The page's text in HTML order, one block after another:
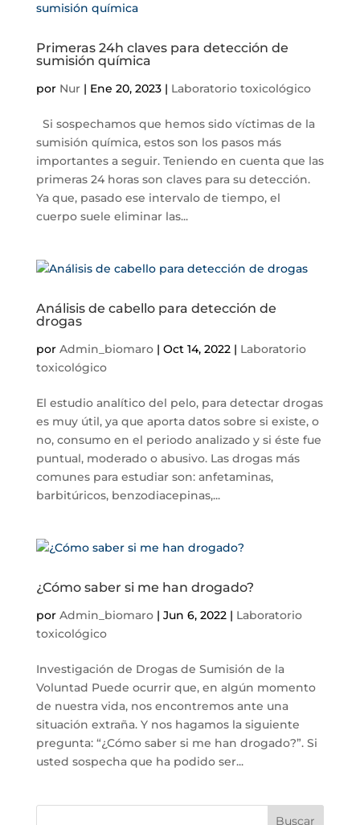
Primeras 24h claves para detección de
sumisión química
por Nur| Ene 20, 2023| Laboratorio toxicológico
Si sospechamos que hemos sido víctimas de la
sumisión química, estos son los pasos más
importantes a seguir. Teniendo en cuenta que las
primeras 24 horas son claves para su detección.
Ya que, pasado ese intervalo de tiempo, el
cuerpo suele eliminar las...
Análisis de cabello para detección de
drogas
por Admin_biomaro| Oct 14, 2022| Laboratorio
toxicológico
El estudio analítico del pelo, para detectar drogas
es muy útil, ya que aporta datos sobre si existe, o
no, consumo en el periodo analizado y si éste fue
puntual, moderado o abusivo. Las drogas más
comunes para estudiar son: anfetaminas,
barbitúricos, benzodiacepinas,...
¿Cómo saber si me han drogado?
por Admin_biomaro| Jun 6, 2022| Laboratorio
toxicológico
Investigación de Drogas de Sumisión de la
Voluntad Puede ocurrir que, en algún momento
de nuestra vida, nos encontremos ante una
situación extraña. Y nos hagamos la siguiente
pregunta: “¿Cómo saber si me han drogado?”. Si
usted sospecha que ha podido ser...